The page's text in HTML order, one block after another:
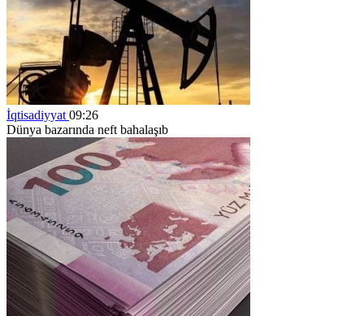
İqtisadiyyat 09:26
Dünya bazarında neft bahalaşıb